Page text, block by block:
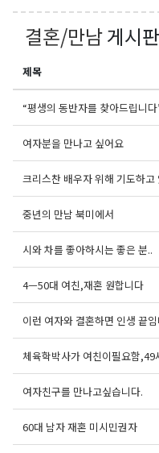
결혼/만남게시
제목
“평생의 동반자를 찾아드립니
여자분을 만나고 싶어요
크리스찬 배우자 위해 기도하고
중년의 만남 북미에서
시와 차를 좋아하시는 좋은 분..
4ㅡ50대 여친,재혼 원합니다
이런 여자와 결혼하면 인생 끝
체육학박사가 여친이필요함,49
여자친구를 만나고싶습니다.
60대 남자 재혼 미시민권자